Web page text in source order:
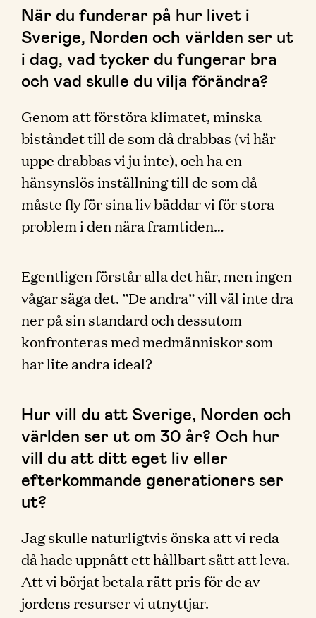
När du funderar på hur livet i
Sverige, Norden och världen ser ut
i dag, vad tycker du fungerar bra
och vad skulle du vilja förändra?
Genom att förstöra klimatet, minska
biståndet till de som då drabbas (vi här
uppe drabbas vi ju inte), och ha en
hänsynslös inställning till de som då
måste fly för sina liv bäddar vi för stora
problem i den nära framtiden…
Egentligen förstår alla det här, men ingen
vågar säga det. ”De andra” vill väl inte dra
ner på sin standard och dessutom
konfronteras med medmänniskor som
har lite andra ideal?
Hur vill du att Sverige, Norden och
världen ser ut om 30 år? Och hur
vill du att ditt eget liv eller
efterkommande generationers ser
ut?
Jag skulle naturligtvis önska att vi reda
då hade uppnått ett hållbart sätt att leva.
Att vi börjat betala rätt pris för de av
jordens resurser vi utnyttjar.